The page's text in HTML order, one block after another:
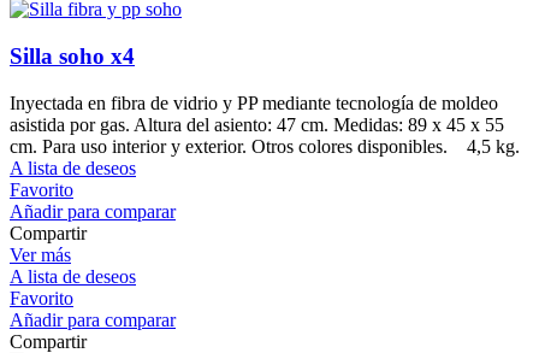
Silla soho x4
Inyectada en fibra de vidrio y PP mediante tecnología de moldeo
asistida por gas. Altura del asiento: 47 cm. Medidas: 89 x 45 x 55
cm. Para uso interior y exterior. Otros colores disponibles. 4,5 kg.
A lista de deseos
Favorito
Añadir para comparar
Compartir
Ver más
A lista de deseos
Favorito
Añadir para comparar
Compartir